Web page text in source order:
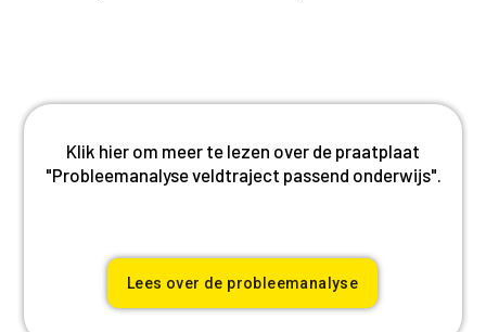
Klik hier om meer te lezen over de praatplaat
"Probleemanalyse veldtraject passend onderwijs".
Lees over de probleemanalyse